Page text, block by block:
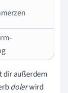
dir außerdem
dolerwird